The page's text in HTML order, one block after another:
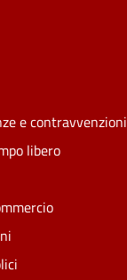
e contravvenzioni
libero